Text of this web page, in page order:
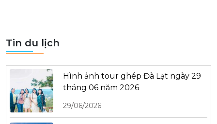
Tin du lịch
Hình ảnh tour ghép Đà Lạt ngày 29
tháng 06 năm 2026
29/06/2026